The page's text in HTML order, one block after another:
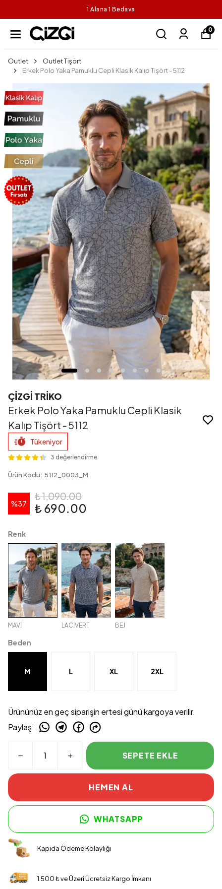
1 Alana 1 Bedava
0
Outlet
Outlet Tişört
Erkek Polo Yaka Pamuklu Cepli Klasik Kalıp Tişört - 5112
ÇİZGİ TRİKO
Erkek Polo Yaka Pamuklu Cepli Klasik
Kalıp Tişört - 5112
Tükeniyor
3 değerlendirme
Ürün Kodu: 5112_0003_M
%37
₺ 1,090.00
₺ 690.00
Renk
MAVİ LACİVERT BEJ
Beden
M L XL 2XL
Ürününüz en geç siparişin ertesi günü kargoya verilir.
Paylaş:
SEPETE EKLE
HEMEN AL
WHATSAPP
Kapıda Ödeme Kolaylığı
1.500 ₺ ve Üzeri Ücretsiz Kargo İmkanı